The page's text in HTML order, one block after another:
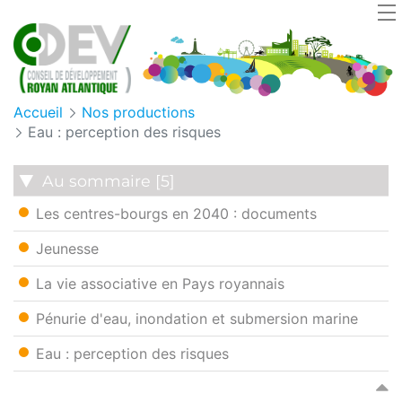
Accueil
Nos productions
Eau : perception des risques
Au sommaire [5]
Les centres-bourgs en 2040 : documents
Jeunesse
La vie associative en Pays royannais
Pénurie d'eau, inondation et submersion marine
Eau : perception des risques